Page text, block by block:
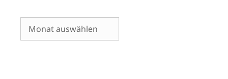
Archiv